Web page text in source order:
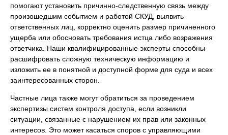
помогают установить причинно-следственную связь между
произошедшим событием и работой СКУД, выявить
ответственных лиц, корректно оценить размер причиненного
ущерба или обосновать требования истца либо возражения
ответчика. Наши квалифицированные эксперты способны
расшифровать сложную техническую информацию и
изложить ее в понятной и доступной форме для суда и всех
заинтересованных сторон.
Частные лица также могут обратиться за проведением
экспертизы систем контроля доступа, если возникли
ситуации, связанные с нарушением их прав или законных
интересов. Это может касаться споров с управляющими